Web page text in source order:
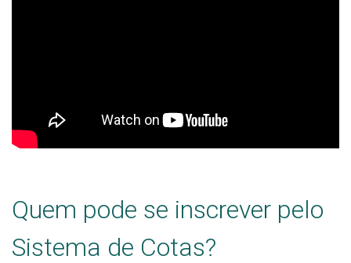
Quem pode se inscrever pelo
Sistema de Cotas?